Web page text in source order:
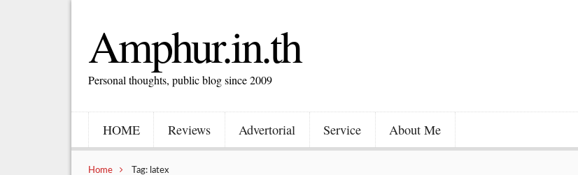
Amphur.in.th
Personal thoughts, public blog since 2009
HOME Reviews Advertorial Service About Me
Home Tag: latex